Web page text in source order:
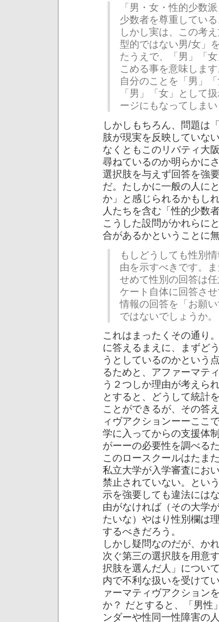
「男・女・性的少数
少数者を尊重してい
しかし実は、この考
型的ではない男/女」
たうえで、「男」「
こめる事を意味しま
自分のことを「男」
「男」「女」として
ージにもなってしま
しかしもちろん、問題は
肢が現実を反映していな
なくともこのリバティ大
尋ねているのか明らかに
選択肢を与えず回答を強
だ。たしかに一般の人に
か」と感じられるかもし
人たちを含む「性的少数
こうした設問がかれらに
合があるかということに
もしどうしても性別
由を示すべきです。
せめて性別の回答は
ケート自体に回答さ
情報の回答を「お願
ではないでしょうか。
これはまったくその通り
に答えるまえに、まずど
うとしているのかという
るためと、アファーマテ
う２つしか理由が考えら
とすると、どうして統計
ことができるが、その答
ィヴアクションーーここ
学に入ってからの支援体
がーーの必要性を調べる
このロースクールはたま
私立大学が入学審査にお
禁止されていない。とい
示を強要しても違法には
由がなければ（その大学
たいな）やはり性別欄は
するべきだろう。
しかし疑問なのだが、か
次ぐ第三の選択肢を用意
択肢を選んだ人」につい
内で不利な扱いを受けて
ァーマティヴアクション
か？ だとすると、「男性
ンダーや性同一性障害の